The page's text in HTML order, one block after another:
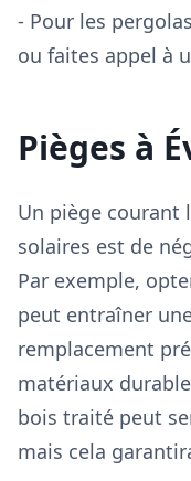
- Pour les
ou faites appel à
Pièges à
Un piège courant
solaires est de
Par exemple,
peut entraîner
remplacement
matériaux
bois traité peut
mais cela